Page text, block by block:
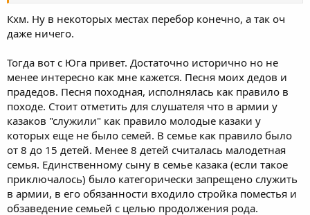
Кхм. Ну в некоторых местах перебор конечно, а так оч
даже ничего.
Тогда вот с Юга привет. Достаточно исторично но не
менее интересно как мне кажется. Песня моих дедов и
прадедов. Песня походная, исполнялась как правило в
походе. Стоит отметить для слушателя что в армии у
казаков "служили" как правило молодые казаки у
которых еще не было семей. В семье как правило было
от 8 до 15 детей. Менее 8 детей считалась малодетная
семья. Единственному сыну в семье казака (если такое
приключалось) было категорически запрещено служить
в армии, в его обязанности входило стройка поместья и
обзаведение семьей с целью продолжения рода.